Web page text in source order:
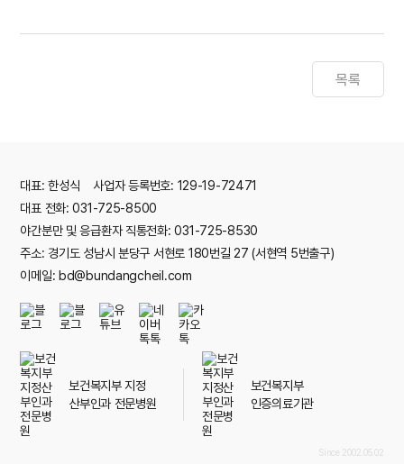
목록
대표: 한성식 사업자 등록번호: 129-19-72471
대표 전화: 031-725-8500
야간분만 및 응급환자 직통전화: 031-725-8530
주소: 경기도 성남시 분당구 서현로 180번길 27 (서현역 5번출구)
이메일: bd@bundangcheil.com
보건복지부 지정
산부인과 전문병원
보건복지부
인증의료기관
Since 2002.05.02